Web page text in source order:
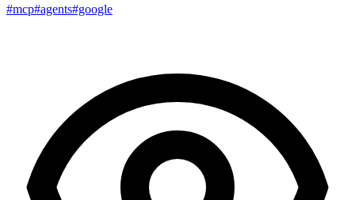
#mcp#agents#google